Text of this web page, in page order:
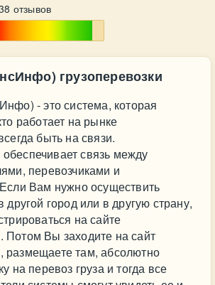
отзывов
грузоперевозки
- это система, которая
работает на рынке
быть на связи.
связь между
перевозчиками и
Вам нужно осуществить
другой город или в другую страну,
на сайте
Вы заходите на сайт
там, абсолютно
на перевоз груза и тогда все